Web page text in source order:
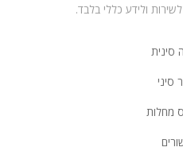
ולידע כללי בלבד.
סינית
סיני
מחלות